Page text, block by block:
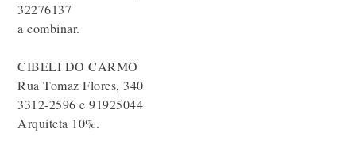
32276137
a combinar.
CIBELI DO CARMO
Rua Tomaz Flores, 340
3312-2596 e 91925044
Arquiteta 10%.